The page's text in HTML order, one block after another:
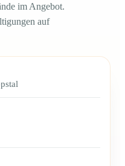
im Angebot.
auf